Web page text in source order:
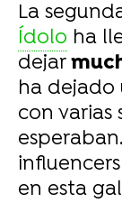
La
Ídolo ha
dejar
ha dejado
con varias
en esta